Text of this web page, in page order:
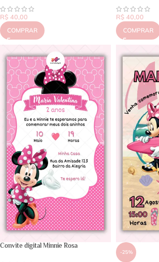
R$ 40,00
COMPRAR
R$ 40,00
COMPRAR
Convite digital Minnie Rosa
-25%